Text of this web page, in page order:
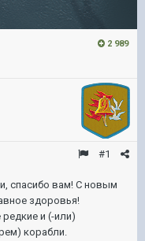
2 989
#1
спасибо вам! С новым
здоровья!
и (-или)
корабли.